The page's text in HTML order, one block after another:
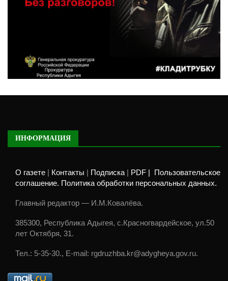
ИНФОРМАЦИЯ
О газете Контакты Подписка PDF |
Пользовательское
соглашение. Политика обработки персональных данных.
Главный редактор — И.М.Ковалёва.
385300, Республика Адыгея, с.Красногвардейское, ул.50
лет Октября, 31.
Тел.: 5-35-30., E-mail: rgdruzhba.kr@adygheya.gov.ru.